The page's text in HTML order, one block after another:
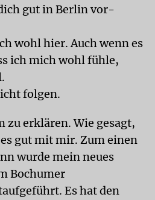
gut in Berlin vor-
wohl hier. Auch wenn es
ich mich wohl fühle,
folgen.
zu erklären. Wie gesagt,
gut mit mir. Zum einen
wurde mein neues
Bochumer
Es hat den